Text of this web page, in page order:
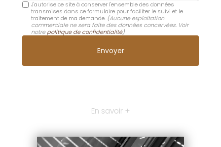
J'autorise ce site à conserver l'ensemble des données
transmises dans ce formulaire pour faciliter le suivi et le
traitement de ma demande. (Aucune exploitation
commerciale ne sera faite des données concervées. Voir
notrepolitique de confidentialité)
En savoir +